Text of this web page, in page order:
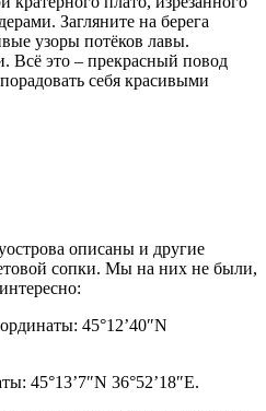
Загляните на берега
узоры потёков лавы.
Всё это – прекрасный повод
себя красивыми
описаны и другие
сопки. Мы на них не были,
45°12’40″N
45°13’7″N 36°52’18″E.